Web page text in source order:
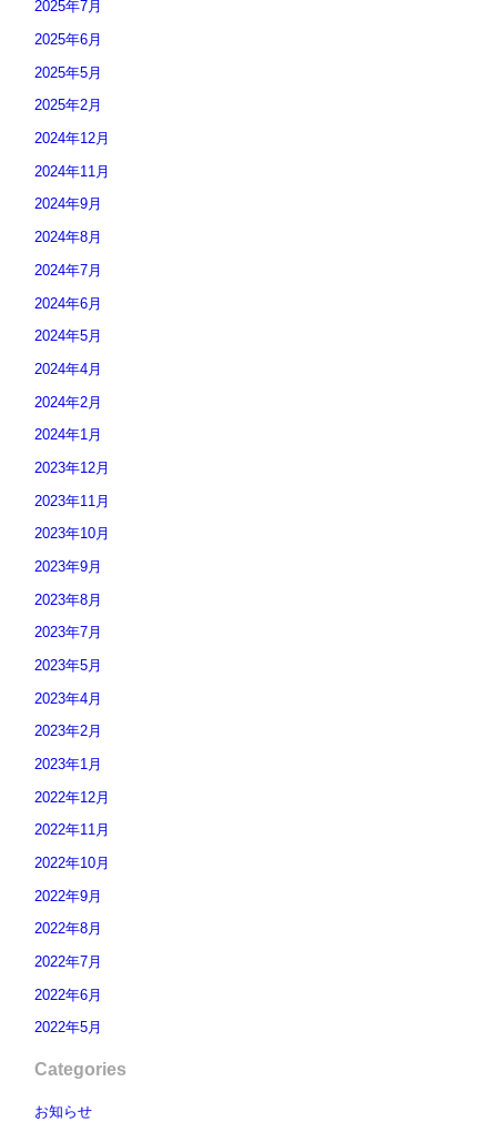
2025年7月
2025年6月
2025年5月
2025年2月
2024年12月
2024年11月
2024年9月
2024年8月
2024年7月
2024年6月
2024年5月
2024年4月
2024年2月
2024年1月
2023年12月
2023年11月
2023年10月
2023年9月
2023年8月
2023年7月
2023年5月
2023年4月
2023年2月
2023年1月
2022年12月
2022年11月
2022年10月
2022年9月
2022年8月
2022年7月
2022年6月
2022年5月
Categories
お知らせ